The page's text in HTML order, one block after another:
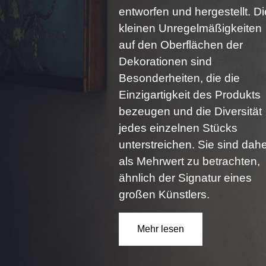
Besonderheiten, die die
Einzigartigkeit des Produkts
bezeugen und die Diversität
jedes einzelnen Stücks
unterstreichen. Sie sind
als Mehrwert zu betrachten,
ähnlich der Signatur eines
großen Künstlers.